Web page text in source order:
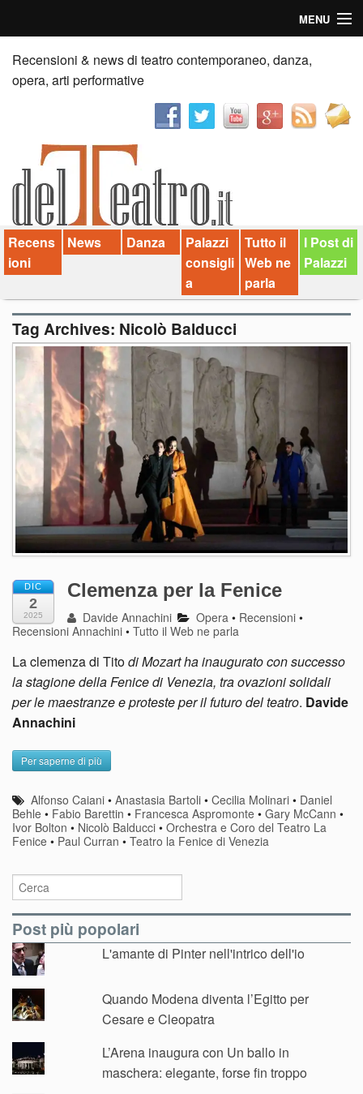
MENU
Home
Recensioni
News
Palazzi consiglia
Video
Chi siamo
Contatti
dT in English
Recensioni & news di teatro contemporaneo, danza,
opera, arti performative
Recens
ioni
News Danza
Palazzi
consigli
a
Tutto il
Web ne
parla
I Post di
Palazzi
Tag Archives: Nicolò Balducci
DIC
2
2025
Clemenza per la Fenice
Davide Annachini Opera • Recensioni •
Recensioni Annachini • Tutto il Web ne parla
La clemenza di Titodi Mozart ha inaugurato con successo
la stagione della Fenice di Venezia, tra ovazioni solidali
per le maestranze e proteste per il futuro del teatro. Davide
Annachini
Per saperne di più
Alfonso Caiani •Anastasia Bartoli •Cecilia Molinari • Daniel
Behle • Fabio Barettin • Francesca Aspromonte • Gary McCann •
Ivor Bolton • Nicolò Balducci • Orchestra e Coro del Teatro La
Fenice • Paul Curran • Teatro la Fenice di Venezia
Post più popolari
L'amante di Pinter nell'intrico dell'io
Quando Modena diventa l’Egitto per
Cesare e Cleopatra
L’Arena inaugura con Un ballo in
maschera: elegante, forse fin troppo